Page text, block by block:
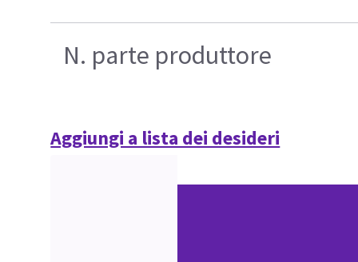
N. parte produttore
Aggiungi a lista dei desideri